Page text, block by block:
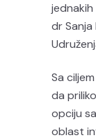
dr
Sa
da
opciju
oblast